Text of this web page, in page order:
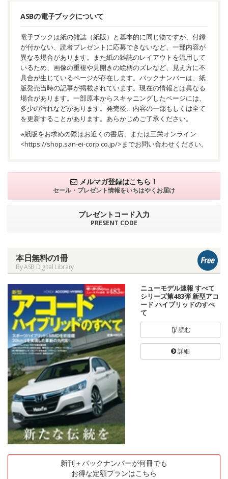
ASBの電子ブックについて
電子ブックは紙の雑誌（紙版）と基本的に同じ物ですが、付録
が付かない、読者プレゼントに応募できないなど、一部内容が
異なる場合があります。また紙の雑誌のレイアウトを流用して
いるため、画像の重複や見開きの絵柄のズレなど、見え方に不
具合が生じているページが存在します。バックナンバーは、紙
版発売当時の記事が掲載されています。現在の情報とは異なる
場合があります。一部原本からスキャニングしたページには、
多少の汚れなどがあります。発売後、内容の一部もしくは全て
を更新することがあります。あらかじめご了承ください。
※紙版をお求めの際はお近くの書店、または三栄オンライン
<https://shop.san-ei-corp.co.jp/>までお問い合わせください。
メルマガ登録はこちら！
セール・プレゼント情報をいちはやくお届け
プレゼントコード入力
PRESENT CODE
本日無料の1冊
By ASB Digital Library
ニューモデル速報 すべて
シリーズ第483弾 新型アコ
ード ハイブリッドのすべ
て
読む
詳細
新刊＋バックナンバーが何冊でも
お得な定額プランはこちら